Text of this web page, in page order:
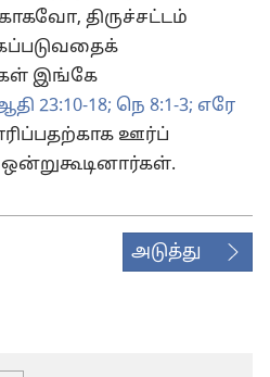
திருச்சட்டம்
இங்கே
23:10-18; நெ 8:1-3; எரே
ஊர்ப்
அடுத்து